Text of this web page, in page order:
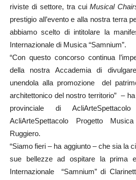
riviste di settore, tra cuiMusical
prestigio all’evento e alla nostra terra
abbiamo scelto di intitolare la
Internazionale di Musica “Samnium”.
“Con questo concorso continua
della nostra Accademia di
unendola alla promozione del
architettonico del nostro territorio” –
provinciale di
AcliArteSpettacolo Progetto
Ruggiero.
“Siamo fieri – ha aggiunto – che sia la
sue bellezze ad ospitare la prima
Internazionale “Samnium” di